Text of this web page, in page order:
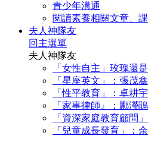
青少年溝通
閱讀素養相關文章、
夫人神隊友
回主選單
夫人神隊友
「女性自主」玫瑰還
「星座英文」：張茂
「性平教育」：卓耕
「家事律師』：酈瀅
「資深家庭教育顧問
「兒童成長發育」：